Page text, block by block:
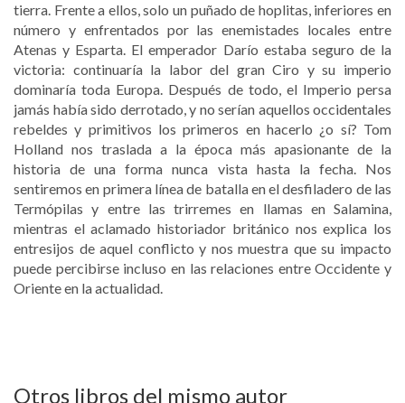
tierra. Frente a ellos, solo un puñado de hoplitas, inferiores en
número y enfrentados por las enemistades locales entre
Atenas y Esparta. El emperador Darío estaba seguro de la
victoria: continuaría la labor del gran Ciro y su imperio
dominaría toda Europa. Después de todo, el Imperio persa
jamás había sido derrotado, y no serían aquellos occidentales
rebeldes y primitivos los primeros en hacerlo ¿o sí? Tom
Holland nos traslada a la época más apasionante de la
historia de una forma nunca vista hasta la fecha. Nos
sentiremos en primera línea de batalla en el desfiladero de las
Termópilas y entre las trirremes en llamas en Salamina,
mientras el aclamado historiador británico nos explica los
entresijos de aquel conflicto y nos muestra que su impacto
puede percibirse incluso en las relaciones entre Occidente y
Oriente en la actualidad.
Otros libros del mismo autor